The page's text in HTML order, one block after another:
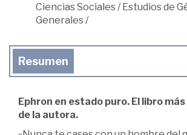
Ciencias Sociales/Estudios de
Generales/
Resumen
Ephron en estado puro. El libro
de la autora.